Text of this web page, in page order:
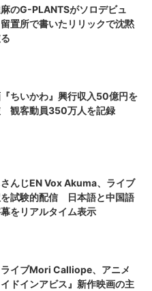
のG-PLANTSがソロデビュ
置所で書いたリリックで沈黙
ちいかわ』興行収入50億円を
観客動員350万人を記録
んじEN Vox Akuma、ライブ
試験的配信 日本語と中国語
をリアルタイム表示
イブMori Calliope、アニメ
イドインアビス』新作映画の主